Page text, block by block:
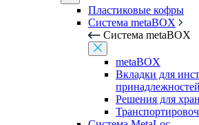
Пластиковые кофры
Система metaBOX
Система metaBOX
metaBOX
Вкладки для
принадлежностей
Решения для